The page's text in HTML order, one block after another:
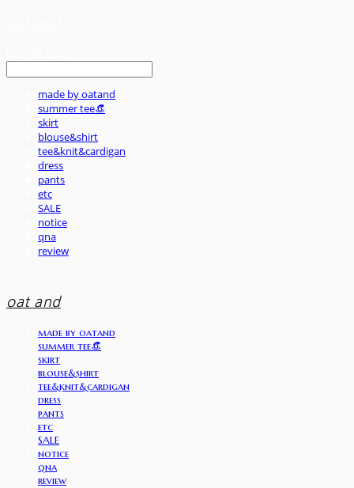
made by oatand
summer tee👒
skirt
blouse&shirt
tee&knit&cardigan
dress
pants
etc
SALE
notice
qna
review
oat and
made by oatand
summer tee👒
skirt
blouse&shirt
tee&knit&cardigan
dress
pants
etc
SALE
notice
qna
review